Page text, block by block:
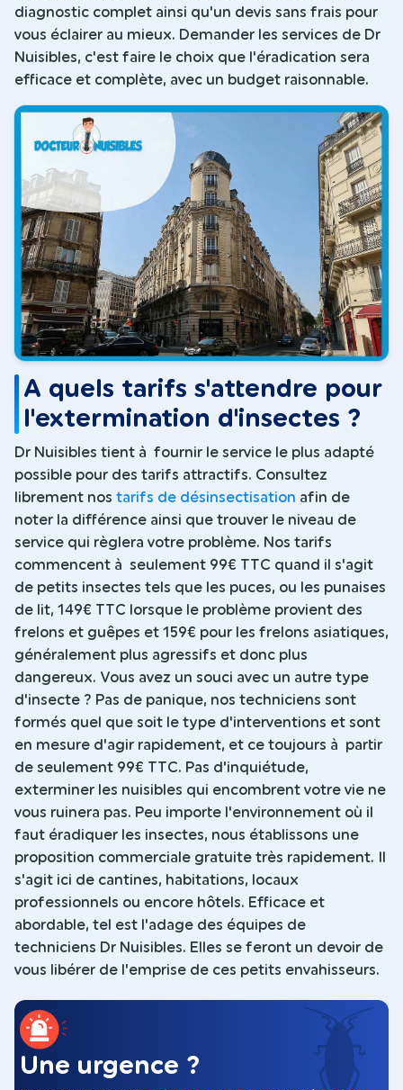
diagnostic complet ainsi qu'un devis sans frais pour
vous éclairer au mieux. Demander les services de Dr
Nuisibles, c'est faire le choix que l'éradication sera
efficace et complète, avec un budget raisonnable.
A quels tarifs s'attendre pour
l'extermination d'insectes ?
Dr Nuisibles tient à fournir le service le plus adapté
possible pour des tarifs attractifs. Consultez
librement nos tarifs de désinsectisation afin de
noter la différence ainsi que trouver le niveau de
service qui règlera votre problème. Nos tarifs
commencent à seulement 99€ TTC quand il s'agit
de petits insectes tels que les puces, ou les punaises
de lit, 149€ TTC lorsque le problème provient des
frelons et guêpes et 159€ pour les frelons asiatiques,
généralement plus agressifs et donc plus
dangereux. Vous avez un souci avec un autre type
d'insecte ? Pas de panique, nos techniciens sont
formés quel que soit le type d'interventions et sont
en mesure d'agir rapidement, et ce toujours à partir
de seulement 99€ TTC. Pas d'inquiétude,
exterminer les nuisibles qui encombrent votre vie ne
vous ruinera pas. Peu importe l'environnement où il
faut éradiquer les insectes, nous établissons une
proposition commerciale gratuite très rapidement. Il
s'agit ici de cantines, habitations, locaux
professionnels ou encore hôtels. Efficace et
abordable, tel est l'adage des équipes de
techniciens Dr Nuisibles. Elles se feront un devoir de
vous libérer de l'emprise de ces petits envahisseurs.
Une urgence ?